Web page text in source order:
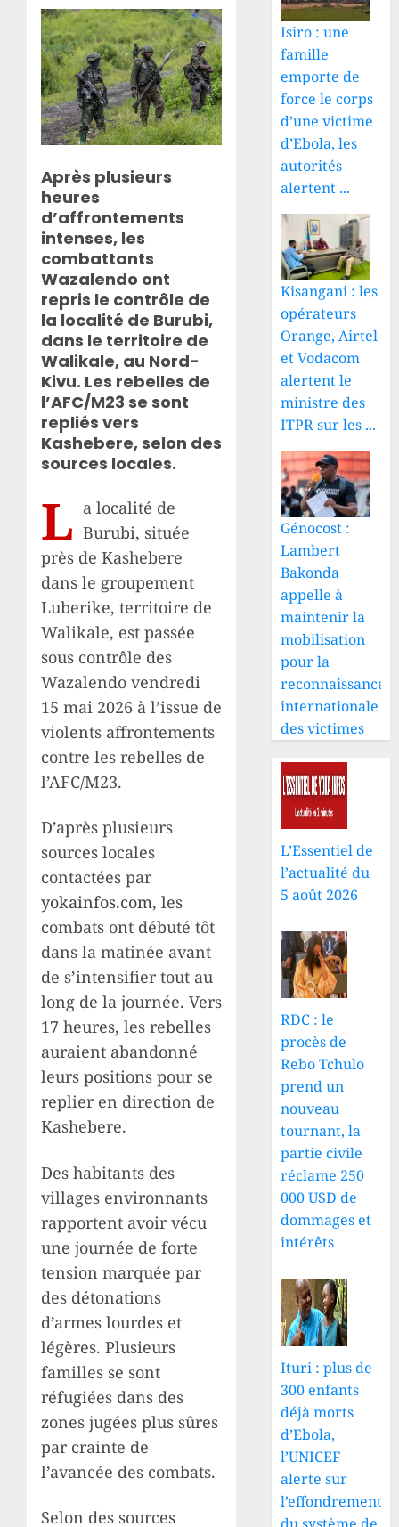
Après plusieurs
heures
d’affrontements
intenses, les
combattants
Wazalendo ont
repris le contrôle de
la localité de Burubi,
dans le territoire de
Walikale, au Nord-
Kivu. Les rebelles de
l’AFC/M23 se sont
repliés vers
Kashebere, selon des
sources locales.
L a localité de
Burubi, située
près de Kashebere
dans le groupement
Luberike, territoire de
Walikale, est passée
sous contrôle des
Wazalendo vendredi
15 mai 2026 à l’issue de
violents affrontements
contre les rebelles de
l’AFC/M23.
D’après plusieurs
sources locales
contactées par
yokainfos.com, les
combats ont débuté tôt
dans la matinée avant
de s’intensifier tout au
long de la journée. Vers
17 heures, les rebelles
auraient abandonné
leurs positions pour se
replier en direction de
Kashebere.
Des habitants des
villages environnants
rapportent avoir vécu
une journée de forte
tension marquée par
des détonations
d’armes lourdes et
légères. Plusieurs
familles se sont
réfugiées dans des
zones jugées plus sûres
par crainte de
l’avancée des combats.
Selon des sources
Isiro : une
famille
emporte de
force le corps
d’une victime
d’Ebola, les
autorités
alertent ...
Kisangani : les
opérateurs
Orange, Airtel
et Vodacom
alertent le
ministre des
ITPR sur les ...
Génocost :
Lambert
Bakonda
appelle à
maintenir la
mobilisation
pour la
reconnaissance
internationale
des victimes
L’Essentiel de
l’actualité du
5 août 2026
RDC : le
procès de
Rebo Tchulo
prend un
nouveau
tournant, la
partie civile
réclame 250
000 USD de
dommages et
intérêts
Ituri : plus de
300 enfants
déjà morts
d’Ebola,
l’UNICEF
alerte sur
l’effondrement